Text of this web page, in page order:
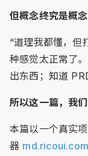
但概念终究是概念
“道理我都懂，但
种感觉太正常了
出东西；知道
所以这一篇，我们
本篇以一个真实项
器 md.ricoui.com